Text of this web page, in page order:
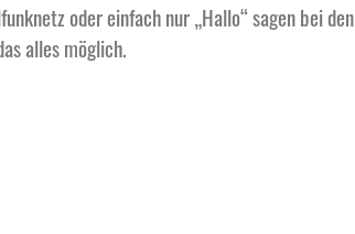
oder einfach nur „Hallo“ sagen bei den
alles möglich.